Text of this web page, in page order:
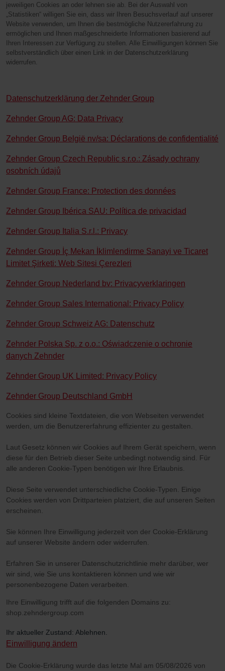
jeweiligen Cookies an oder lehnen sie ab. Bei der Auswahl von
„Statistiken“ willigen Sie ein, dass wir Ihren Besuchsverlauf auf unserer
Website verwenden, um Ihnen die bestmögliche Nutzererfahrung zu
ermöglichen und Ihnen maßgeschneiderte Informationen basierend auf
Ihren Interessen zur Verfügung zu stellen. Alle Einwilligungen können Sie
selbstverständlich über einen Link in der Datenschutzerklärung
widerrufen.
Datenschutzerklärung der Zehnder Group
Zehnder Group AG: Data Privacy
Zehnder Group België nv/sa: Déclarations de confidentialité
Zehnder Group Czech Republic s.r.o.: Zásady ochrany
osobních údajů
Zehnder Group France: Protection des données
Zehnder Group Ibérica SAU: Política de privacidad
Zehnder Group Italia S.r.l.: Privacy
Zehnder Group İç Mekan İklimlendirme Sanayi ve Ticaret
Limitet Şirketi: Web Sitesi Çerezleri
Zehnder Group Nederland bv: Privacyverklaringen
Zehnder Group Sales International: Privacy Policy
Zehnder Group Schweiz AG: Datenschutz
Zehnder Polska Sp. z o.o.: Oświadczenie o ochronie
danych Zehnder
Zehnder Group UK Limited: Privacy Policy
Zehnder Group Deutschland GmbH
Cookies sind kleine Textdateien, die von Webseiten verwendet
werden, um die Benutzererfahrung effizienter zu gestalten.
Laut Gesetz können wir Cookies auf Ihrem Gerät speichern, wenn
diese für den Betrieb dieser Seite unbedingt notwendig sind. Für
alle anderen Cookie-Typen benötigen wir Ihre Erlaubnis.
Diese Seite verwendet unterschiedliche Cookie-Typen. Einige
Cookies werden von Drittparteien platziert, die auf unseren Seiten
erscheinen.
Sie können Ihre Einwilligung jederzeit von der Cookie-Erklärung
auf unserer Website ändern oder widerrufen.
Erfahren Sie in unserer Datenschutzrichtlinie mehr darüber, wer
wir sind, wie Sie uns kontaktieren können und wie wir
personenbezogene Daten verarbeiten.
Ihre Einwilligung trifft auf die folgenden Domains zu:
shop.zehndergroup.com
Ihr aktueller Zustand: Ablehnen.
Einwilligung ändern
Die Cookie-Erklärung wurde das letzte Mal am 05/08/2026 von